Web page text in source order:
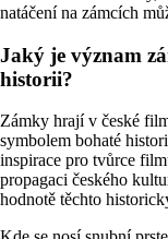
natáčení na zámcích
Jaký je význam
historii?
Zámky hrají v české
symbolem bohaté
inspirace pro tvůrce
propagaci českého
hodnotě těchto